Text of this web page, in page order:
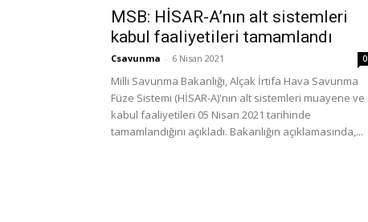
MSB: HİSAR-A’nın alt sistemleri
kabul faaliyetileri tamamlandı
Csavunma - 6 Nisan 2021 0
Milli Savunma Bakanlığı, Alçak İrtifa Hava Savunma
Füze Sistemi (HİSAR-A)'nın alt sistemleri muayene ve
kabul faaliyetileri 05 Nisan 2021 tarihinde
tamamlandığını açıkladı. Bakanlığın açıklamasında,...